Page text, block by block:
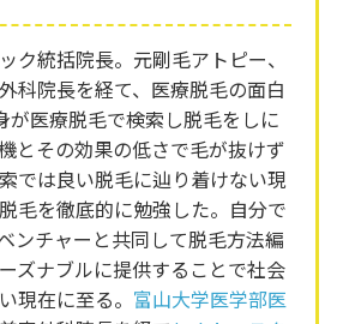
ク統括院長。元剛毛アトピー、
科院長を経て、医療脱毛の面白
医療脱毛で検索し脱毛をしに
とその効果の低さで毛が抜けず
では良い脱毛に辿り着けない現
毛を徹底的に勉強した。自分で
ンチャーと共同して脱毛方法編
ズナブルに提供することで社会
現在に至る。 富山大学医学部医